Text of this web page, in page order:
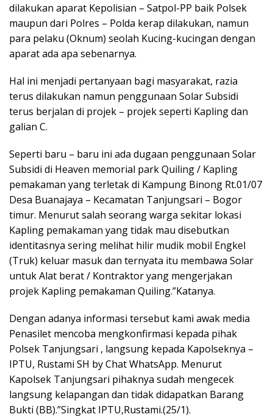
dilakukan aparat Kepolisian – Satpol-PP baik Polsek
maupun dari Polres – Polda kerap dilakukan, namun
para pelaku (Oknum) seolah Kucing-kucingan dengan
aparat ada apa sebenarnya.
Hal ini menjadi pertanyaan bagi masyarakat, razia
terus dilakukan namun penggunaan Solar Subsidi
terus berjalan di projek – projek seperti Kapling dan
galian C.
Seperti baru – baru ini ada dugaan penggunaan Solar
Subsidi di Heaven memorial park Quiling / Kapling
pemakaman yang terletak di Kampung Binong Rt.01/07
Desa Buanajaya – Kecamatan Tanjungsari – Bogor
timur. Menurut salah seorang warga sekitar lokasi
Kapling pemakaman yang tidak mau disebutkan
identitasnya sering melihat hilir mudik mobil Engkel
(Truk) keluar masuk dan ternyata itu membawa Solar
untuk Alat berat / Kontraktor yang mengerjakan
projek Kapling pemakaman Quiling.”Katanya.
Dengan adanya informasi tersebut kami awak media
Penasilet mencoba mengkonfirmasi kepada pihak
Polsek Tanjungsari , langsung kepada Kapolseknya –
IPTU, Rustami SH by Chat WhatsApp. Menurut
Kapolsek Tanjungsari pihaknya sudah mengecek
langsung kelapangan dan tidak didapatkan Barang
Bukti (BB).”Singkat IPTU,Rustami.(25/1).